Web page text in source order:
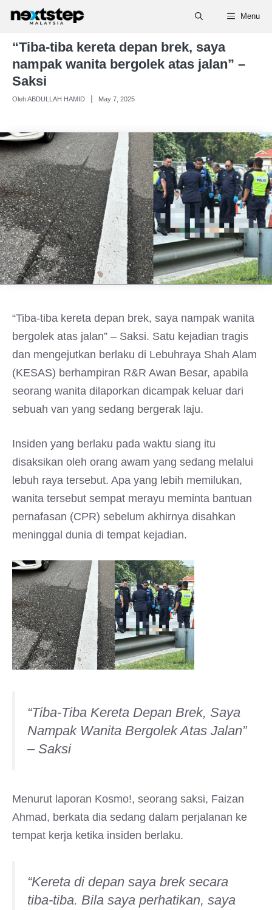
Skip
content
Menu
“Tiba-tiba kereta depan brek, saya
nampak wanita bergolek atas jalan” –
Saksi
Oleh ABDULLAH HAMID May 7, 2025
“Tiba-tiba kereta depan brek, saya nampak wanita
bergolek atas jalan” – Saksi. Satu kejadian tragis
dan mengejutkan berlaku di Lebuhraya Shah Alam
(KESAS) berhampiran R&R Awan Besar, apabila
seorang wanita dilaporkan dicampak keluar dari
sebuah van yang sedang bergerak laju.
Insiden yang berlaku pada waktu siang itu
disaksikan oleh orang awam yang sedang melalui
lebuh raya tersebut. Apa yang lebih memilukan,
wanita tersebut sempat merayu meminta bantuan
pernafasan (CPR) sebelum akhirnya disahkan
meninggal dunia di tempat kejadian.
“Tiba-Tiba Kereta Depan Brek, Saya
Nampak Wanita Bergolek Atas Jalan”
– Saksi
Menurut laporan Kosmo!, seorang saksi, Faizan
Ahmad, berkata dia sedang dalam perjalanan ke
tempat kerja ketika insiden berlaku.
“Kereta di depan saya brek secara
tiba-tiba. Bila saya perhatikan, saya